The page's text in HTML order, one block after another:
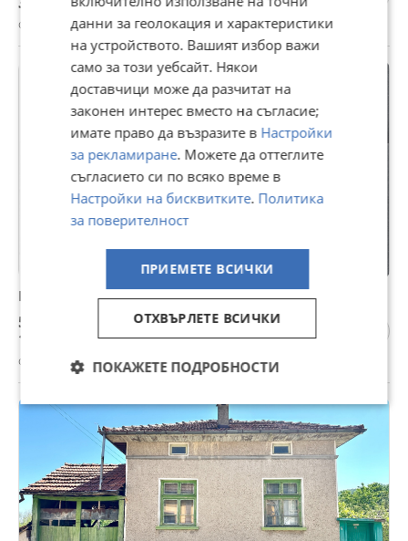
с. Миндя, Велико Търново, 03 август
Продава ПАРЦЕЛ, с. Миндя, област Велико Търново
53 800 €
105 223,65 лв
с. Миндя, Велико Търново, 03 август
данни за геолокация и характеристики
на устройството. Вашият избор важи
само за този уебсайт. Някои
доставчици може да разчитат на
законен интерес вместо на съгласие;
имате право да възразите в Настройки
за рекламиране. Можете да оттеглите
съгласието си по всяко време в
Настройки на бисквитките. Политика
за поверителност
ПРИЕМЕТЕ ВСИЧКИ
ОТХВЪРЛЕТЕ ВСИЧКИ
ПОКАЖЕТЕ ПОДРОБНОСТИ